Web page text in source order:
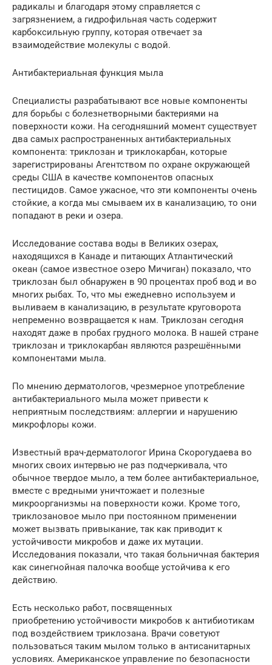
радикалы и благодаря этому справляется с
загрязнением, а гидрофильная часть содержит
карбоксильную группу, которая отвечает за
взаимодействие молекулы с водой.
Антибактериальная функция мыла
Специалисты разрабатывают все новые компоненты
для борьбы с болезнетворными бактериями на
поверхности кожи. На сегодняшний момент существует
два самых распространенных антибактериальных
компонента: триклозан и триклокарбан, которые
зарегистрированы Агентством по охране окружающей
среды США в качестве компонентов опасных
пестицидов. Самое ужасное, что эти компоненты очень
стойкие, а когда мы смываем их в канализацию, то они
попадают в реки и озера.
Исследование состава воды в Великих озерах,
находящихся в Канаде и питающих Атлантический
океан (самое известное озеро Мичиган) показало, что
триклозан был обнаружен в 90 процентах проб вод и во
многих рыбах. То, что мы ежедневно используем и
выливаем в канализацию, в результате круговорота
непременно возвращается к нам. Триклозан сегодня
находят даже в пробах грудного молока. В нашей стране
триклозан и триклокарбан являются разрешёнными
компонентами мыла.
По мнению дерматологов, чрезмерное употребление
антибактериального мыла может привести к
неприятным последствиям: аллергии и нарушению
микрофлоры кожи.
Известный врач-дерматологог Ирина Скорогудаева во
многих своих интервью не раз подчеркивала, что
обычное твердое мыло, а тем более антибактериальное,
вместе с вредными уничтожает и полезные
микроорганизмы на поверхности кожи. Кроме того,
триклозановое мыло при постоянном применении
может вызвать привыкание, так как приводит к
устойчивости микробов и даже их мутации.
Исследования показали, что такая больничная бактерия
как синегнойная палочка вообще устойчива к его
действию.
Есть несколько работ, посвященных
приобретению устойчивости микробов к антибиотикам
под воздействием триклозана. Врачи советуют
пользоваться таким мылом только в антисанитарных
условиях. Американское управление по безопасности